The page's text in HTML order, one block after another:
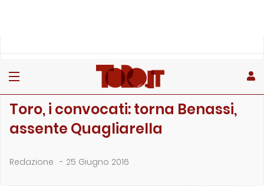
Toro, i convocati: torna Benassi,
assente Quagliarella
Redazione - 25 Giugno 2016